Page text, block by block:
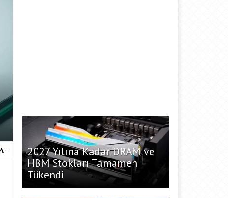
+
2027 Yılına Kadar DRAM ve
HBM Stokları Tamamen
Tükendi